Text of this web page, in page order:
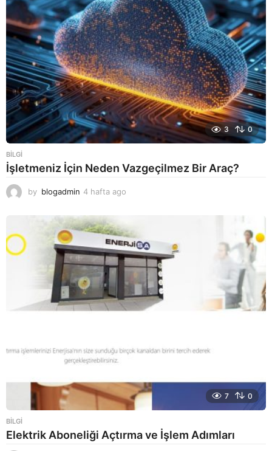
g
o
3 0
BILGI
İşletmeniz İçin Neden Vazgeçilmez Bir Araç?
by blogadmin 4 hafta ago
f
t
a
a
g
o
7 0
BILGI
Elektrik Aboneliği Açtırma ve İşlem Adımları